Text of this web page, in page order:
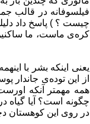
فیلسوفانه در قالب
چیست ؟ ) پاسخ داد
کره‌ی ماست، ما ساکنین
یعنی اینکه بشر با
از این توده‌ی جاندار
همه مهمتر آنکه
چگونه است؟ آیا گیاه
در روی این کوهستان